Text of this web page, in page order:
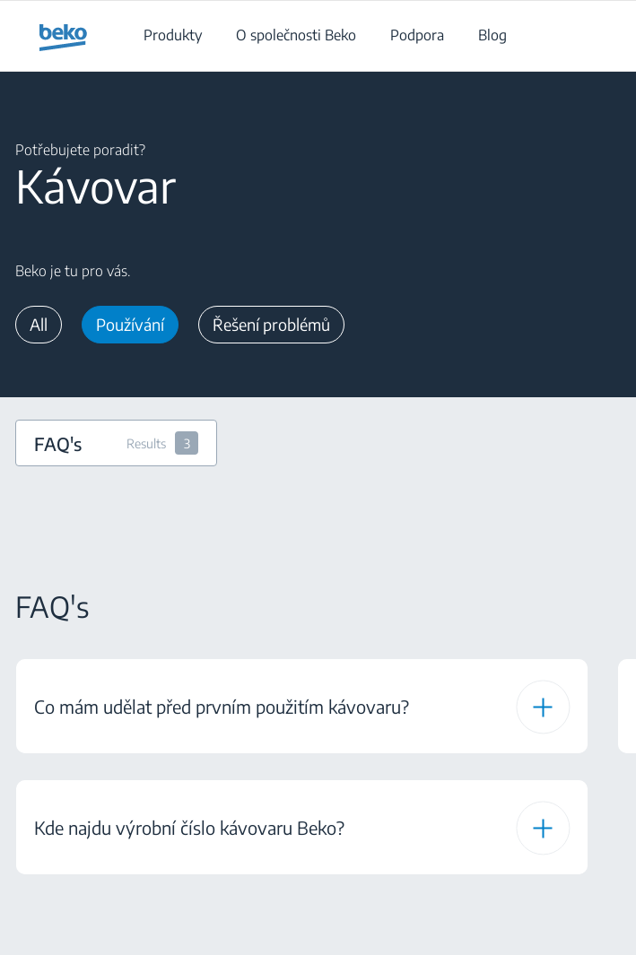
Produkty
O společnosti Beko Podpora Blog
Potřebujete poradit?
Kávovar
Beko je tu pro vás.
All Používání Řešení problémů
FAQ's Results 3
FAQ's
Co mám udělat před prvním použitím kávovaru?
Kde najdu výrobní číslo kávovaru Beko?